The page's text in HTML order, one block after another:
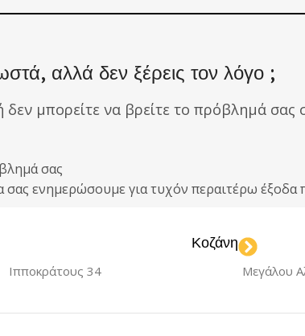
αλλά δεν ξέρεις τον λόγο ;
μπορείτε να βρείτε το πρόβλημά σας
σας
σας ενημερώσουμε για τυχόν περαιτέρω
Ιπποκράτους 34
Κοζάνη
Μεγάλου